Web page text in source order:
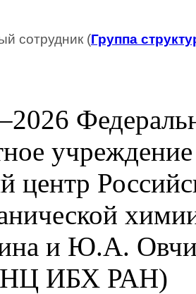
сотрудник (Группа
центр
и Ю.А.
ИБХ РАН)